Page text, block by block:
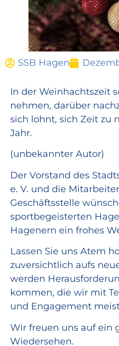
SSB Hagen
In der Weinhachtszeit
nehmen, darüber
sich lohnt, sich Zeit zu
Jahr.
(unbekannter Autor)
Der Vorstand des
e. V. und die
Geschäftsstelle
sportbegeisterten
Hagenern ein frohes
Lassen Sie uns Atem
zuversichtlich aufs
werden
kommen, die wir mit
und Engagement
Wir freuen uns auf ein
Wiedersehen.